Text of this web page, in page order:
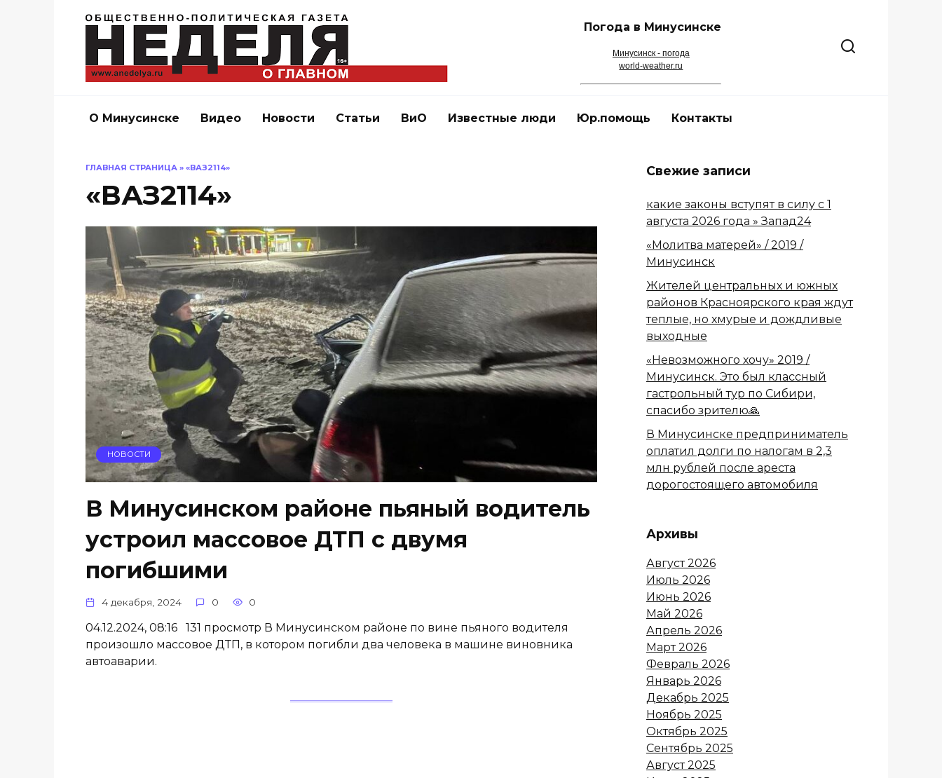
Погода в Минусинске
Минусинск - погода
world-weather.ru
О Минусинске Видео Новости Статьи ВиО Известные люди Юр.помощь Контакты
ГЛАВНАЯ СТРАНИЦА » «ВАЗ2114»
«ВАЗ2114»
НОВОСТИ
В Минусинском районе пьяный водитель
устроил массовое ДТП с двумя
погибшими
4 декабря, 2024 0 0
04.12.2024, 08:16 131 просмотр В Минусинском районе по вине пьяного водителя
произошло массовое ДТП, в котором погибли два человека в машине виновника
автоаварии.
Свежие записи
какие законы вступят в силу с 1
августа 2026 года » Запад24
«Молитва матерей» / 2019 /
Минусинск
Жителей центральных и южных
районов Красноярского края ждут
теплые, но хмурые и дождливые
выходные
«Невозможного хочу» 2019 /
Минусинск. Это был классный
гастрольный тур по Сибири,
спасибо зрителю🙏
В Минусинске предприниматель
оплатил долги по налогам в 2,3
млн рублей после ареста
дорогостоящего автомобиля
Архивы
Август 2026
Июль 2026
Июнь 2026
Май 2026
Апрель 2026
Март 2026
Февраль 2026
Январь 2026
Декабрь 2025
Ноябрь 2025
Октябрь 2025
Сентябрь 2025
Август 2025